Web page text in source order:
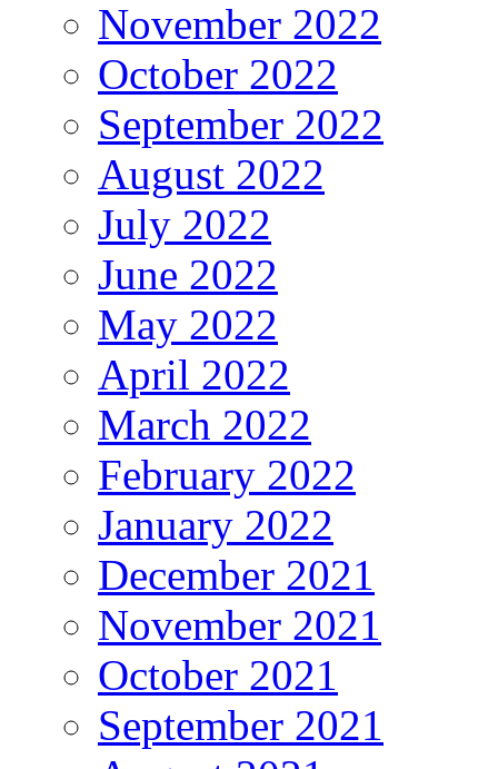
November 2022
October 2022
September 2022
August 2022
July 2022
June 2022
May 2022
April 2022
March 2022
February 2022
January 2022
December 2021
November 2021
October 2021
September 2021